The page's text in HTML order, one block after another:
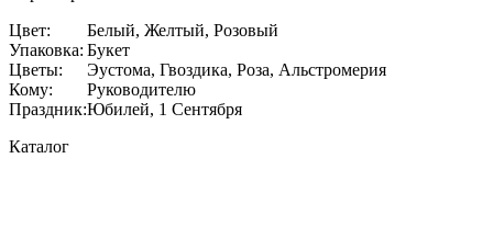
Цвет:
Белый, Желтый, Розовый
Упаковка: Букет
Цветы:
Эустома, Гвоздика, Роза, Альстромерия
Кому:
Руководителю
Праздник:Юбилей, 1 Сентября
Каталог